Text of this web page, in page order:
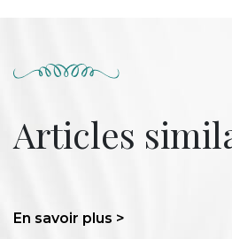
Articles
En savoir plus >